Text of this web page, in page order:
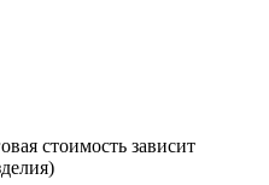
стоимость зависит